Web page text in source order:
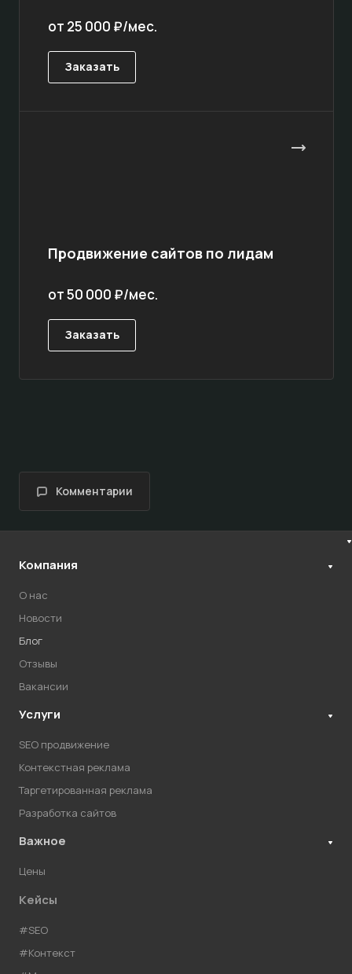
от 25 000 ₽/мес.
Заказать
Продвижение сайтов по лидам
от 50 000 ₽/мес.
Заказать
Комментарии
Компания
О нас
Новости
Блог
Отзывы
Вакансии
Услуги
SEO продвижение
Контекстная реклама
Таргетированная реклама
Разработка сайтов
Важное
Цены
Кейсы
#SEO
#Контекст